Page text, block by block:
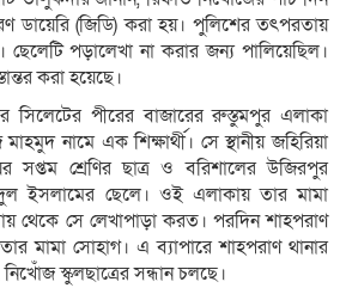
ডায়েরি (জিডি) করা হয়। পুলিশের তৎপরতায়
ছেলেটি পড়ালেখা না করার জন্য পালিয়েছিল।
করা হয়েছে।
সিলেটের পীরের বাজারের রুস্তুমপুর এলাকা
নামে এক শিক্ষার্থী। সে স্থানীয় জহিরিয়া
সপ্তম শ্রেণির ছাত্র ও বরিশালের উজিরপুর
ইসলামের ছেলে। ওই এলাকায় তার মামা
থেকে সে লেখাপাড়া করত। পরদিন শাহপরাণ
মামা সোহাগ। এ ব্যাপারে শাহপরাণ থানার
স্কুলছাত্রের সন্ধান চলছে।